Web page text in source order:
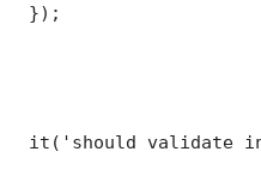
});
it('should validate